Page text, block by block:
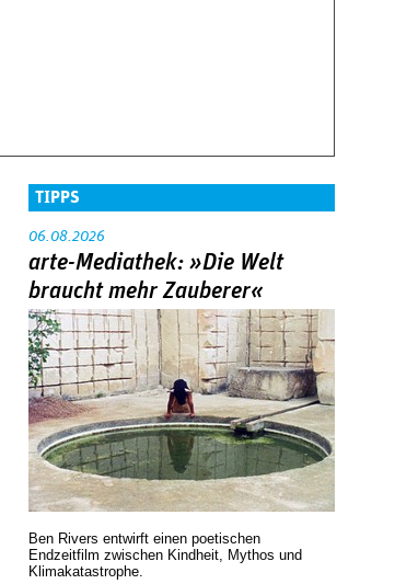
TIPPS
06.08.2026
arte-Mediathek: »Die Welt
braucht mehr Zauberer«
Ben Rivers entwirft einen poetischen
Endzeitfilm zwischen Kindheit, Mythos und
Klimakatastrophe.